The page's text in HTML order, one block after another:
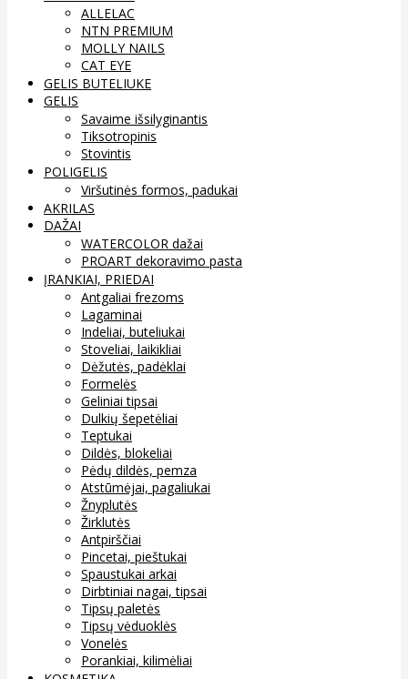
ALLELAC
NTN PREMIUM
MOLLY NAILS
CAT EYE
GELIS BUTELIUKE
GELIS
Savaime išsilyginantis
Tiksotropinis
Stovintis
POLIGELIS
Viršutinės formos, padukai
AKRILAS
DAŽAI
WATERCOLOR dažai
PROART dekoravimo pasta
ĮRANKIAI, PRIEDAI
Antgaliai frezoms
Lagaminai
Indeliai, buteliukai
Stoveliai, laikikliai
Dėžutės, padėklai
Formelės
Geliniai tipsai
Dulkių šepetėliai
Teptukai
Dildės, blokeliai
Pėdų dildės, pemza
Atstūmėjai, pagaliukai
Žnyplutės
Žirklutės
Antpirščiai
Pincetai, pieštukai
Spaustukai arkai
Dirbtiniai nagai, tipsai
Tipsų paletės
Tipsų vėduoklės
Vonelės
Porankiai, kilimėliai